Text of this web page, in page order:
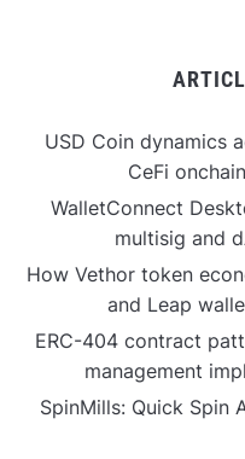
USD Coin dynamics
CeFi
WalletConnect
multisig and
How Vethor token
and Leap
ERC-404 contract
management
SpinMills: Quick Spin